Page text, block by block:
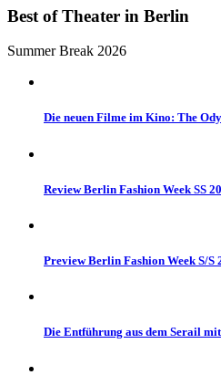
Best of Theater in Berlin
Summer Break 2026
Die neuen Filme im Kino: The
Review Berlin Fashion Week SS
Preview Berlin Fashion Week S/S
Die Entführung aus dem Serail